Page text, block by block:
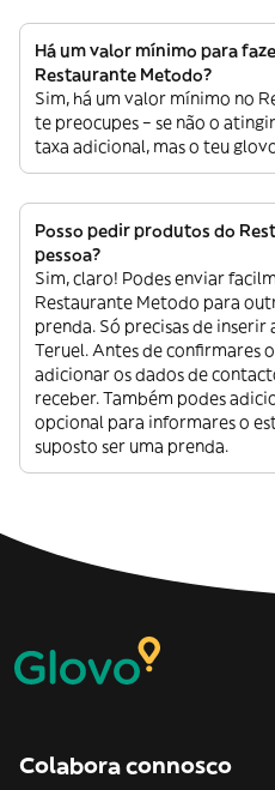
Há um valor mínimo para
Restaurante Metodo?
Sim, há um valor mínimo no
te preocupes – se não o
taxa adicional, mas o teu
Posso pedir produtos do
pessoa?
Sim, claro! Podes enviar
Restaurante Metodo para
prenda. Só precisas de
Teruel. Antes de confirmares
adicionar os dados de
receber. Também podes
opcional para informares o
suposto ser uma prenda.
Colabora connosco